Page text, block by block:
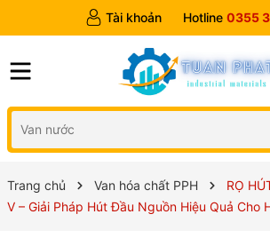
Tài khoản Hotline 0355
Trang chủ Van hóa chất PPH
RỌ
V – Giải Pháp Hút Đầu Nguồn Hiệu Quả Cho